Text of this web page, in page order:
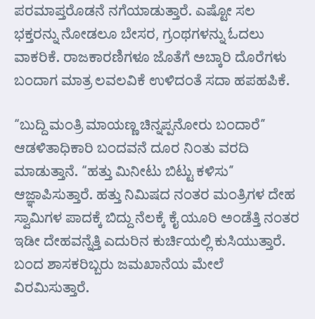
ಪರಮಾಪ್ತರೊಡನೆ ನಗೆಯಾಡುತ್ತಾರೆ. ಎಷ್ಟೋ ಸಲ
ಭಕ್ತರನ್ನು ನೋಡಲೂ ಬೇಸರ, ಗ್ರಂಥಗಳನ್ನು ಓದಲು
ವಾಕರಿಕೆ. ರಾಜಕಾರಣಿಗಳೂ ಜೊತೆಗೆ ಅಬ್ಕಾರಿ ದೊರೆಗಳು
ಬಂದಾಗ ಮಾತ್ರ ಲವಲವಿಕೆ ಉಳಿದಂತೆ ಸದಾ ಹಪಹಪಿಕೆ.
“ಬುದ್ದಿ ಮಂತ್ರಿ ಮಾಯಣ್ಣ ಚಿನ್ನಪ್ಪನೋರು ಬಂದಾರೆ”
ಆಡಳಿತಾಧಿಕಾರಿ ಬಂದವನೆ ದೂರ ನಿಂತು ವರದಿ
ಮಾಡುತ್ತಾನೆ. “ಹತ್ತು ಮಿನೀಟು ಬಿಟ್ಟು ಕಳಿಸು”
ಆಜ್ಞಾಪಿಸುತ್ತಾರೆ. ಹತ್ತು ನಿಮಿಷದ ನಂತರ ಮಂತ್ರಿಗಳ ದೇಹ
ಸ್ವಾಮಿಗಳ ಪಾದಕ್ಕೆ ಬಿದ್ದು ನೆಲಕ್ಕೆ ಕೈ ಯೂರಿ ಅಂಡೆತ್ತಿ ನಂತರ
ಇಡೀ ದೇಹವನ್ನೆತ್ತಿ ಎದುರಿನ ಕುರ್ಚಿಯಲ್ಲಿ ಕುಸಿಯುತ್ತಾರೆ.
ಬಂದ ಶಾಸಕರಿಬ್ಬರು ಜಮಖಾನೆಯ ಮೇಲೆ
ವಿರಮಿಸುತ್ತಾರೆ.